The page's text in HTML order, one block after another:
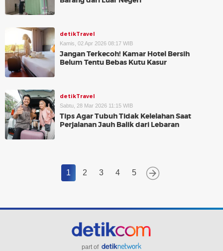
detikTravel
Kamis, 02 Apr 2026 08:17 WIB
Jangan Terkecoh! Kamar Hotel Bersih
Belum Tentu Bebas Kutu Kasur
detikTravel
Sabtu, 28 Mar 2026 11:15 WIB
Tips Agar Tubuh Tidak Kelelahan Saat
Perjalanan Jauh Balik dari Lebaran
1 2 3 4 5
part of